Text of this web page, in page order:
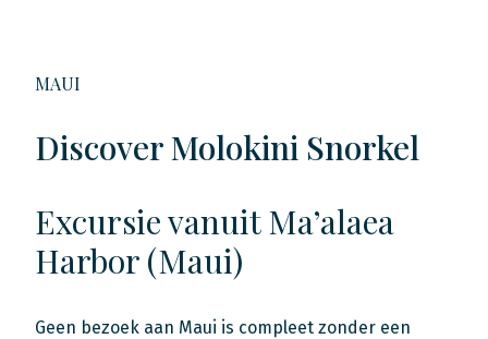
MAUI
Discover Molokini Snorkel
Excursie vanuit Ma’alaea
Harbor (Maui)
Geen bezoek aan Maui is compleet zonder een